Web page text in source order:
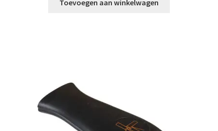
Toevoegen aan winkelwagen